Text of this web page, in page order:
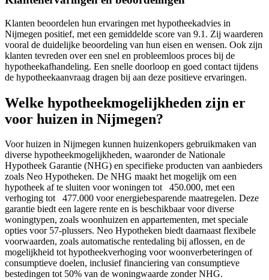
Klanten beoordelen hun ervaringen met hypotheekadvies in
Nijmegen positief, met een gemiddelde score van 9.1. Zij waarderen
vooral de duidelijke beoordeling van hun eisen en wensen. Ook zijn
klanten tevreden over een snel en probleemloos proces bij de
hypotheekafhandeling. Een snelle doorloop en goed contact tijdens
de hypotheekaanvraag dragen bij aan deze positieve ervaringen.
Welke hypotheekmogelijkheden zijn er
voor huizen in Nijmegen?
Voor huizen in Nijmegen kunnen huizenkopers gebruikmaken van
diverse hypotheekmogelijkheden, waaronder de Nationale
Hypotheek Garantie (NHG) en specifieke producten van aanbieders
zoals Neo Hypotheken. De NHG maakt het mogelijk om een
hypotheek af te sluiten voor woningen tot 450.000, met een
verhoging tot 477.000 voor energiebesparende maatregelen. Deze
garantie biedt een lagere rente en is beschikbaar voor diverse
woningtypen, zoals woonhuizen en appartementen, met speciale
opties voor 57-plussers. Neo Hypotheken biedt daarnaast flexibele
voorwaarden, zoals automatische rentedaling bij aflossen, en de
mogelijkheid tot hypotheekverhoging voor woonverbeteringen of
consumptieve doelen, inclusief financiering van consumptieve
bestedingen tot 50% van de woningwaarde zonder NHG.